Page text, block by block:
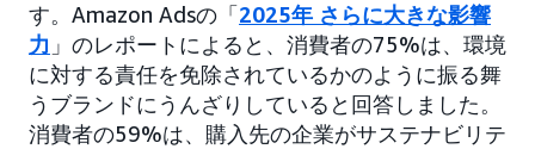
す。Amazon Adsの「2025年 さらに大きな影響
力 」のレポートによると、消費者の75%は、環境
に対する責任を免除されているかのように振る舞
うブランドにうんざりしていると回答しました。
消費者の59%は、購入先の企業がサステナビリテ